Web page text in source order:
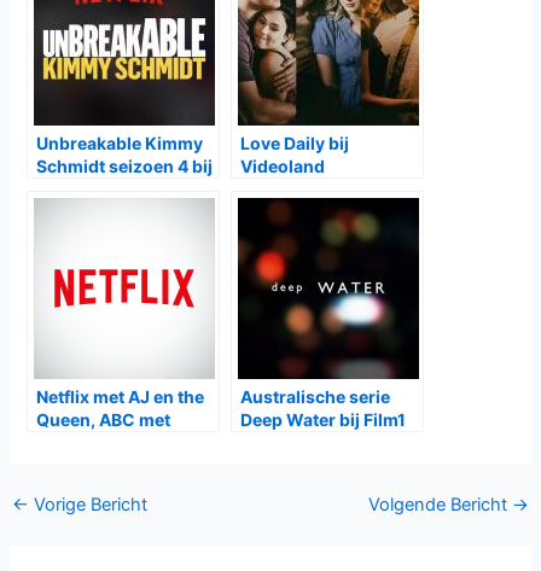
Unbreakable Kimmy
Schmidt seizoen 4 bij
Love Daily bij
Videoland
Netflix met AJ en the
Queen, ABC met
Australische serie
Deep Water bij Film1
Bericht
← Vorige Bericht Volgende Bericht →